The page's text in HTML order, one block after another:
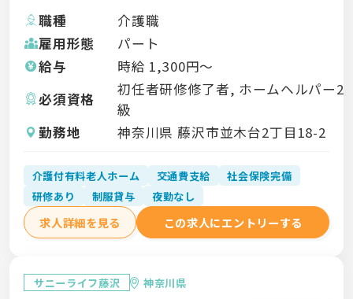
職種
介護職
雇用形態
パート
給与
時給 1,300円〜
必須資格
初任者研修修了者, ホームヘルパー2
級
勤務地
神奈川県 藤沢市並木台2丁目18-2
介護付有料老人ホーム 交通費支給
社会保険完備
研修あり
制服貸与 夜勤なし
求人詳細を見る この求人にエントリーする
サニーライフ藤沢 神奈川県